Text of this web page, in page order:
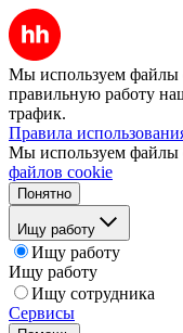
Мы используем файлы
правильную работу
трафик.
Правила
Мы используем файлы
файлов cookie
Понятно
Ищу работу
Ищу работу
Ищу работу
Ищу сотрудника
Сервисы